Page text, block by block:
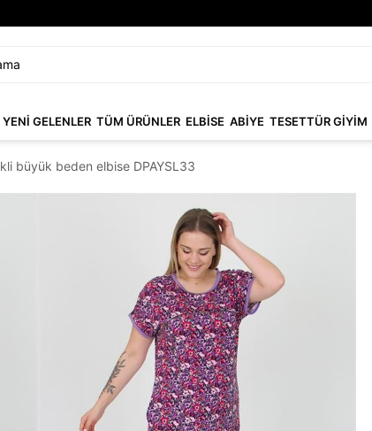
YENİ GELENLER TÜM ÜRÜNLER ELBİSE ABİYE TESETTÜR GİYİM
büyük beden elbise DPAYSL33